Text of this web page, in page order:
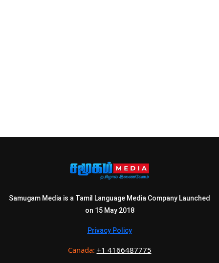
Samugam Media is a Tamil Language Media Company Launched
on 15 May 2018
Privacy Policy
Canada: +1 4166487775